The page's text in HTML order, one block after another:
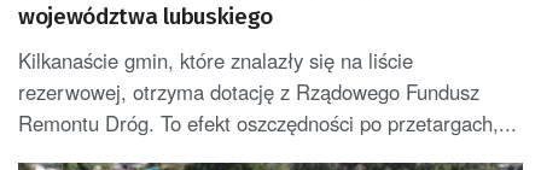
województwa lubuskiego
Kilkanaście gmin, które znalazły się na liście
rezerwowej, otrzyma dotację z Rządowego Fundusz
Remontu Dróg. To efekt oszczędności po przetargach,...